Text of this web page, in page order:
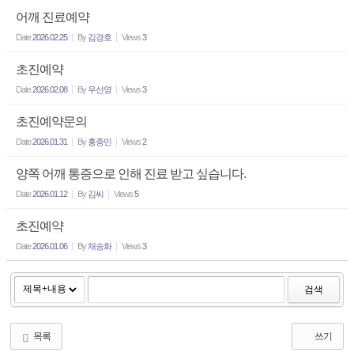
어깨 진료예약
Date2026.02.25 By 김경호 Views3
초진예약
Date2026.02.08 By 우선영 Views3
초진예약문의
Date2026.01.31 By 홍종민 Views2
양쪽 어깨 통증으로 인해 진료 받고 싶습니다.
Date2026.01.12 By 김씨 Views5
초진예약
Date2026.01.06 By채송화 Views3
검색
목록 쓰기